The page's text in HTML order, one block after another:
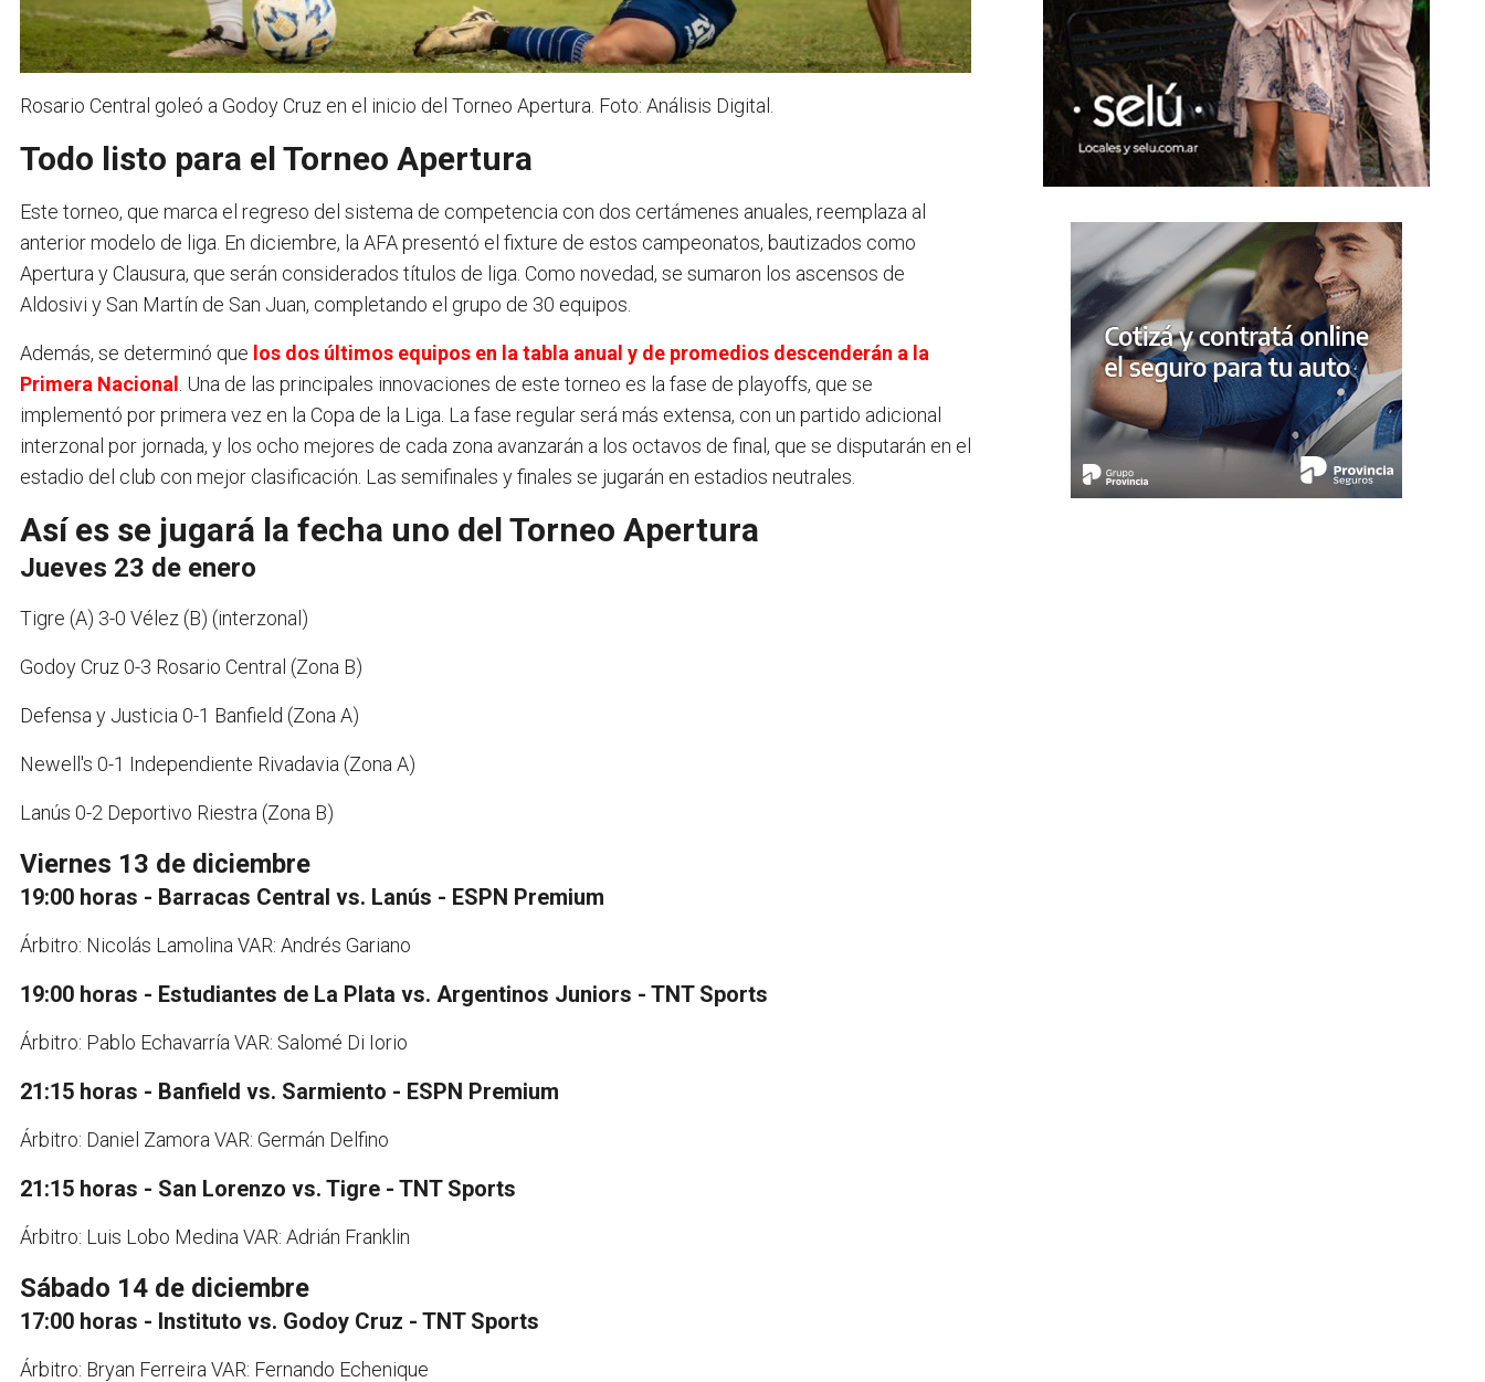
Rosario Central goleó a Godoy Cruz en el inicio del Torneo Apertura. Foto: Análisis Digital.
Todo listo para el Torneo Apertura
Este torneo, que marca el regreso del sistema de competencia con dos certámenes anuales, reemplaza al
anterior modelo de liga. En diciembre, la AFA presentó el fixture de estos campeonatos, bautizados como
Apertura y Clausura, que serán considerados títulos de liga. Como novedad, se sumaron los ascensos de
Aldosivi y San Martín de San Juan, completando el grupo de 30 equipos.
Además, se determinó que los dos últimos equipos en la tabla anual y de promedios descenderán a la
Primera Nacional . Una de las principales innovaciones de este torneo es la fase de playoffs, que se
implementó por primera vez en la Copa de la Liga. La fase regular será más extensa, con un partido adicional
interzonal por jornada, y los ocho mejores de cada zona avanzarán a los octavos de final, que se disputarán en el
estadio del club con mejor clasificación. Las semifinales y finales se jugarán en estadios neutrales.
Así es se jugará la fecha uno del Torneo Apertura
Jueves 23 de enero
Tigre (A) 3-0 Vélez (B) (interzonal)
Godoy Cruz 0-3 Rosario Central (Zona B)
Defensa y Justicia 0-1 Banfield (Zona A)
Newell's 0-1 Independiente Rivadavia (Zona A)
Lanús 0-2 Deportivo Riestra (Zona B)
Viernes 13 de diciembre
19:00 horas - Barracas Central vs. Lanús - ESPN Premium
Árbitro: Nicolás Lamolina VAR: Andrés Gariano
19:00 horas - Estudiantes de La Plata vs. Argentinos Juniors - TNT Sports
Árbitro: Pablo Echavarría VAR: Salomé Di Iorio
21:15 horas - Banfield vs. Sarmiento - ESPN Premium
Árbitro: Daniel Zamora VAR: Germán Delfino
21:15 horas - San Lorenzo vs. Tigre - TNT Sports
Árbitro: Luis Lobo Medina VAR: Adrián Franklin
Sábado 14 de diciembre
17:00 horas - Instituto vs. Godoy Cruz - TNT Sports
Árbitro: Bryan Ferreira VAR: Fernando Echenique